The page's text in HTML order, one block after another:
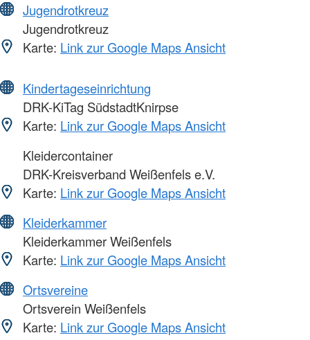
Jugendrotkreuz
Jugendrotkreuz
Karte: Link zur Google Maps Ansicht
Kindertageseinrichtung
DRK-KiTag SüdstadtKnirpse
Karte: Link zur Google Maps Ansicht
Kleidercontainer
DRK-Kreisverband Weißenfels e.V.
Karte: Link zur Google Maps Ansicht
Kleiderkammer
Kleiderkammer Weißenfels
Karte: Link zur Google Maps Ansicht
Ortsvereine
Ortsverein Weißenfels
Karte: Link zur Google Maps Ansicht